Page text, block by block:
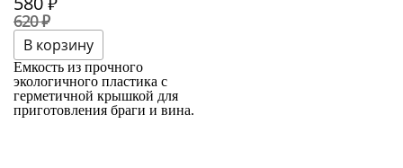
620 ₽
Емкость из прочного
экологичного пластика с
герметичной крышкой для
приготовления браги и вина.